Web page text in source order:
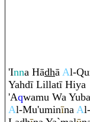
'Inna Hādhā Al-Q
Yahdī Lillatī Hiya
'Aqwamu Wa Yuba
Al-Mu'uminīna Al-